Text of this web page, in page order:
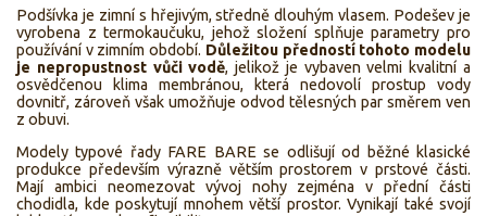
Podšívka je zimní s hřejivým, středně dlouhým vlasem. Podešev je
vyrobena z termokaučuku, jehož složení splňuje parametry pro
používání v zimním období. Důležitou předností tohoto modelu
je nepropustnost vůči vodě, jelikož je vybaven velmi kvalitní a
osvědčenou klima membránou, která nedovolí prostup vody
dovnitř, zároveň však umožňuje odvod tělesných par směrem ven
z obuvi.
Modely typové řady FARE BARE se odlišují od běžné klasické
produkce především výrazně větším prostorem v prstové části.
Mají ambici neomezovat vývoj nohy zejména v přední části
chodidla, kde poskytují mnohem větší prostor. Vynikají také svojí